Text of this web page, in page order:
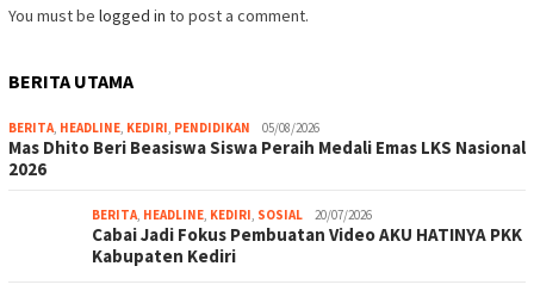
You must be logged in to post a comment.
BERITA UTAMA
BERITA, HEADLINE, KEDIRI, PENDIDIKAN 05/08/2026
Mas Dhito Beri Beasiswa Siswa Peraih Medali Emas LKS Nasional
2026
BERITA, HEADLINE, KEDIRI, SOSIAL 20/07/2026
Cabai Jadi Fokus Pembuatan Video AKU HATINYA PKK
Kabupaten Kediri